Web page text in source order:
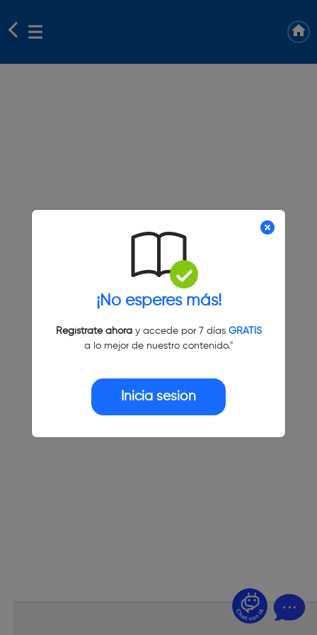
¡No esperes más!
Regístrate ahoray accede por 7 días GRATIS
a lo mejor de nuestro contenido."
Inicia sesión